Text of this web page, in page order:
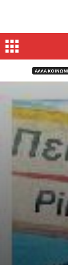
ΑΛΛΑ